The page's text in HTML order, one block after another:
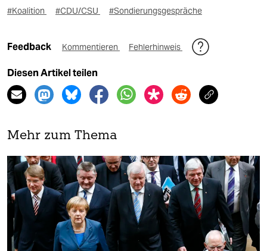
#Koalition
#CDU/CSU #Sondierungsgespräche
Feedback Kommentieren Fehlerhinweis
Diesen Artikel teilen
Mehr zum Thema